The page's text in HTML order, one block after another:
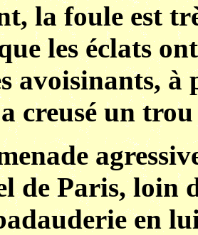
la foule est
les éclats
avoisinants,
creusé un
de Paris,
en